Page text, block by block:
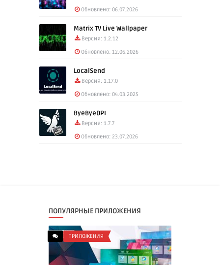
Обновлено: 06.07.2026
Matrix TV Live Wallpaper
Версия: 1.2.12
Обновлено: 12.06.2026
LocalSend
Версия: 1.17.0
Обновлено: 04.03.2025
ByeByeDPI
Версия: 1.7.7
Обновлено: 23.07.2026
ПОПУЛЯРНЫЕ ПРИЛОЖЕНИЯ
ПРИЛОЖЕНИЯ